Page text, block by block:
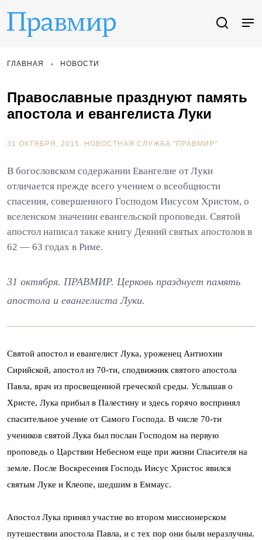
ГЛАВНАЯ НОВОСТИ
Православные празднуют память
апостола и евангелиста Луки
31 ОКТЯБРЯ, 2015. НОВОСТНАЯ СЛУЖБА "ПРАВМИР"
В богословском содержании Евангелие от Луки
отличается прежде всего учением о всеобщности
спасения, совершенного Господом Иисусом Христом, о
вселенском значении евангельской проповеди. Святой
апостол написал также книгу Деяний святых апостолов в
62 — 63 годах в Риме.
31 октября. ПРАВМИР. Церковь празднует память
апостола и евангелиста Луки.
Святой апостол и евангелист Лука, уроженец Антиохии
Сирийской, апостол из 70-ти, сподвижник святого апостола
Павла, врач из просвещенной греческой среды. Услышав о
Христе, Лука прибыл в Палестину и здесь горячо воспринял
спасительное учение от Самого Господа. В числе 70-ти
учеников святой Лука был послан Господом на первую
проповедь о Царствии Небесном еще при жизни Спасителя на
земле. После Воскресения Господь Иисус Христос явился
святым Луке и Клеопе, шедшим в Еммаус.
Апостол Лука принял участие во втором миссионерском
путешествии апостола Павла, и с тех пор они были неразлучны.